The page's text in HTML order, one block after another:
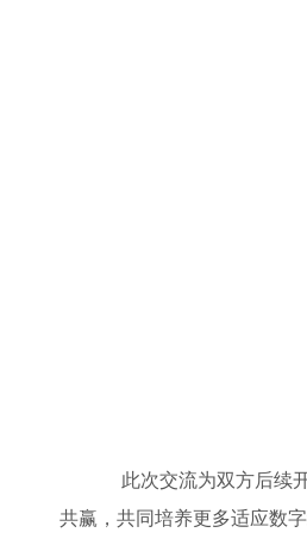
此次交流为双方后续开
共赢，共同培养更多适应数